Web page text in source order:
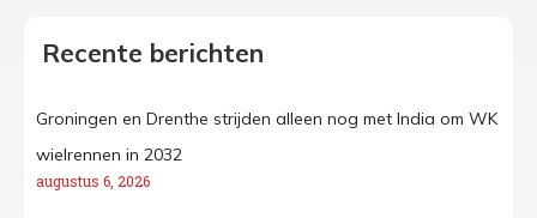
Recente berichten
Groningen en Drenthe strijden alleen nog met India om WK
wielrennen in 2032
augustus 6, 2026